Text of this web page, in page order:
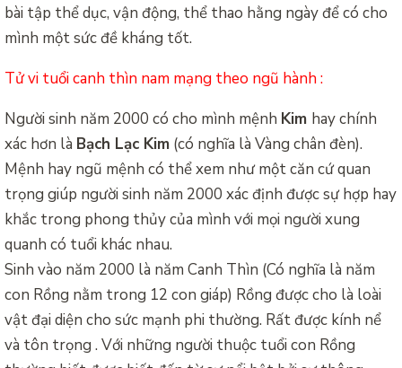
bài tập thể dục, vận động, thể thao hằng ngày để có cho
mình một sức đề kháng tốt.
Tử vi tuổi canh thìn nam mạng theo ngũ hành :
Người sinh năm 2000 có cho mình mệnh Kim hay chính
xác hơn là Bạch Lạc Kim(có nghĩa là Vàng chân đèn).
Mệnh hay ngũ mệnh có thể xem như một căn cứ quan
trọng giúp người sinh năm 2000 xác định được sự hợp hay
khắc trong phong thủy của mình với mọi người xung
quanh có tuổi khác nhau.
Sinh vào năm 2000 là năm Canh Thìn (Có nghĩa là năm
con Rồng nằm trong 12 con giáp) Rồng được cho là loài
vật đại diện cho sức mạnh phi thường. Rất được kính nể
và tôn trọng . Với những người thuộc tuổi con Rồng